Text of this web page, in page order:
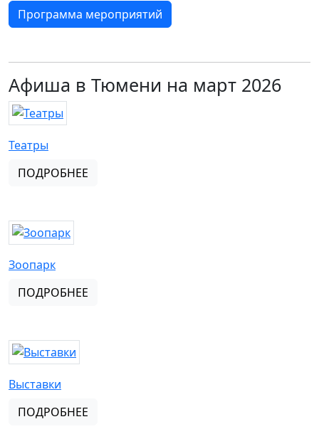
Программа мероприятий
Афиша в Тюмени на март 2026
Театры
ПОДРОБНЕЕ
Зоопарк
ПОДРОБНЕЕ
Выставки
ПОДРОБНЕЕ